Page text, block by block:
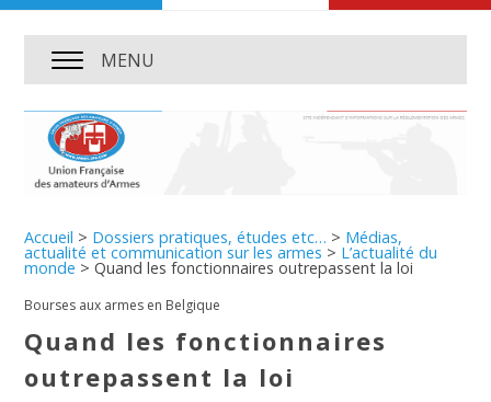
MENU
Accueil > Dossiers pratiques, études etc… > Médias,
actualité et communication sur les armes > L’actualité du
monde >Quand les fonctionnaires outrepassent la loi
Bourses aux armes en Belgique
Quand les fonctionnaires
outrepassent la loi